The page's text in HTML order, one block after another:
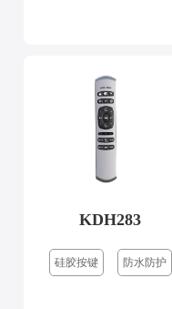
KDH283
硅胶按键 防水防护